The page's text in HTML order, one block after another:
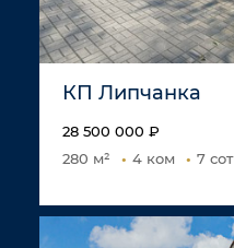
КП Липчанка
28 500 000 ₽
280 м²
4 ком 7 сот